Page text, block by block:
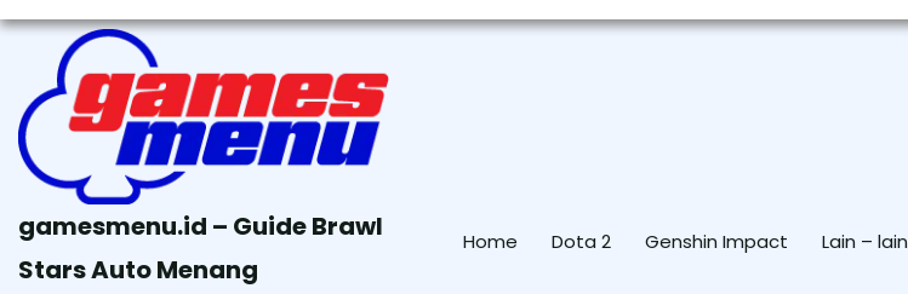
content
gamesmenu.id – Guide Brawl
Stars Auto Menang
Home Dota 2 Genshin Impact Lain – lain